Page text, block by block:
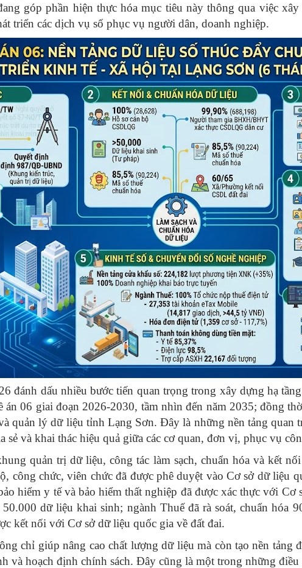
góp phần hiện thực hóa mục tiêu này thông qua việc
triển các dịch vụ số phục vụ người dân, doanh nghiệp.
đánh dấu nhiều bước tiến quan trọng trong xây dựng hạ
06 giai đoạn 2026-2030, tầm nhìn đến năm 2035; đồng
quản lý dữ liệu tỉnh Lạng Sơn. Đây là những nền tảng quan
sẻ và khai thác hiệu quả giữa các cơ quan, đơn vị, phục vụ
quản trị dữ liệu, công tác làm sạch, chuẩn hóa và kết
công chức, viên chức đã được phê duyệt vào Cơ sở dữ liệu
hiểm y tế và bảo hiểm thất nghiệp đã được xác thực với
50.000 dữ liệu khai sinh; ngành Thuế đã rà soát, chuẩn hóa
kết nối với Cơ sở dữ liệu quốc gia về đất đai.
chỉ giúp nâng cao chất lượng dữ liệu mà còn tạo nền tảng
và hoạch định chính sách. Đây cũng là một trong những